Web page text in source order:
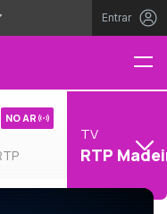
Entrar
NO AR
TV
RTP